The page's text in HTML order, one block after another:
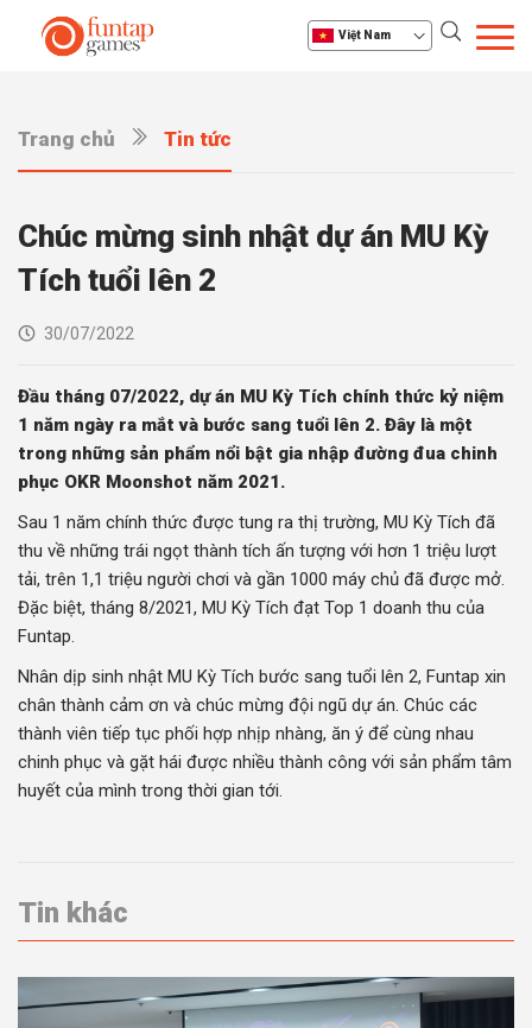
Việt Nam
Trang chủ Tin tức
Chúc mừng sinh nhật dự án MU Kỳ
Tích tuổi lên 2
30/07/2022
Đầu tháng 07/2022, dự án MU Kỳ Tích chính thức kỷ niệm
1 năm ngày ra mắt và bước sang tuổi lên 2. Đây là một
trong những sản phẩm nổi bật gia nhập đường đua chinh
phục OKR Moonshot năm 2021.
Sau 1 năm chính thức được tung ra thị trường, MU Kỳ Tích đã
thu về những trái ngọt thành tích ấn tượng với hơn 1 triệu lượt
tải, trên 1,1 triệu người chơi và gần 1000 máy chủ đã được mở.
Đặc biệt, tháng 8/2021, MU Kỳ Tích đạt Top 1 doanh thu của
Funtap.
Nhân dịp sinh nhật MU Kỳ Tích bước sang tuổi lên 2, Funtap xin
chân thành cảm ơn và chúc mừng đội ngũ dự án. Chúc các
thành viên tiếp tục phối hợp nhịp nhàng, ăn ý để cùng nhau
chinh phục và gặt hái được nhiều thành công với sản phẩm tâm
huyết của mình trong thời gian tới.
Tin khác